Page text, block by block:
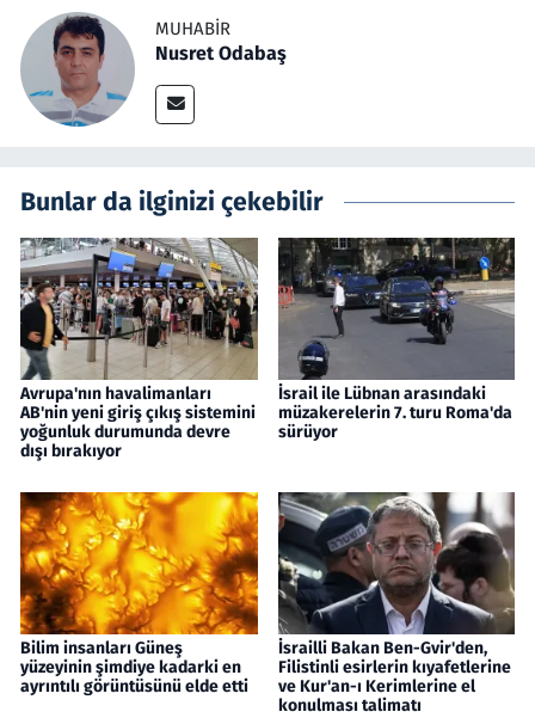
MUHABIR
Nusret Odabaş
Bunlar da ilginizi çekebilir
Avrupa'nın havalimanları
AB'nin yeni giriş çıkış sistemini
yoğunluk durumunda devre
dışı bırakıyor
İsrail ile Lübnan arasındaki
müzakerelerin 7. turu Roma'da
sürüyor
Bilim insanları Güneş
yüzeyinin şimdiye kadarki en
ayrıntılı görüntüsünü elde etti
İsrailli Bakan Ben-Gvir'den,
Filistinli esirlerin kıyafetlerine
ve Kur'an-ı Kerimlerine el
konulması talimatı